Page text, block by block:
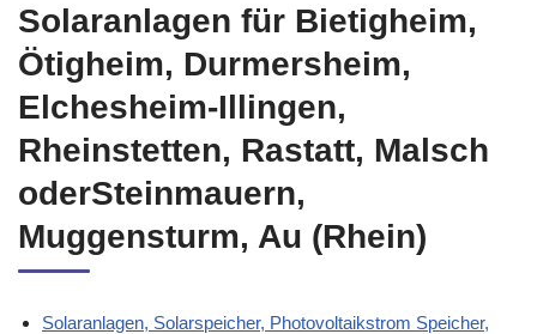
Solaranlagen für Bietigheim,
Ötigheim, Durmersheim,
Elchesheim-Illingen,
Rheinstetten, Rastatt, Malsch
oderSteinmauern,
Muggensturm, Au (Rhein)
Solaranlagen, Solarspeicher, Photovoltaikstrom Speicher,